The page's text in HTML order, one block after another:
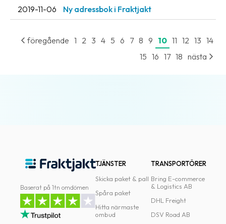
oss
2019-11-06 Ny adressbok i Fraktjakt
föregående 1 2 3 4 5 6 7 8 9 10 11 12 13 14
15 16 17 18 nästa
Baserat på 1tn omdömen
TJÄNSTER
Skicka paket & pall
Spåra paket
Hitta närmaste
ombud
TRANSPORTÖRER
Bring E-commerce
& Logistics AB
DHL Freight
DSV Road AB